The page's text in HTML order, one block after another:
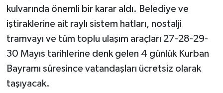
kulvarında önemli bir karar aldı. Belediye ve
iştiraklerine ait raylı sistem hatları, nostalji
tramvayı ve tüm toplu ulaşım araçları 27-28-29-
30 Mayıs tarihlerine denk gelen 4 günlük Kurban
Bayramı süresince vatandaşları ücretsiz olarak
taşıyacak.